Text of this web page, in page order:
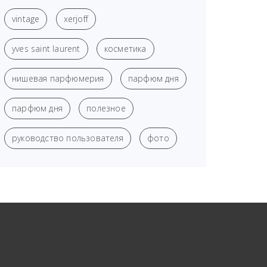
vintage xerjoff
yves saint laurent косметика
нишевая парфюмерия парфюм дня
парфюм дня полезное
руководство пользователя фото